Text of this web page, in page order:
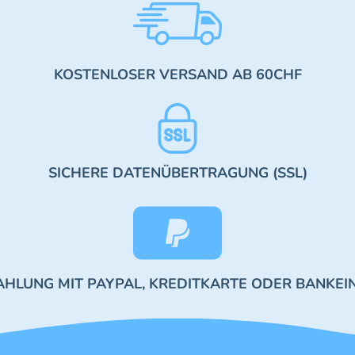
KOSTENLOSER VERSAND AB 60CHF
SICHERE DATENÜBERTRAGUNG (SSL)
MIT PAYPAL, KREDITKARTE ODER